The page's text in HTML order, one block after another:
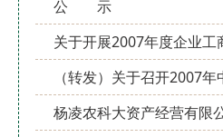
公 示
关于开展2007年度企业
（转发）关于召开2007
杨凌农科大资产经营有限